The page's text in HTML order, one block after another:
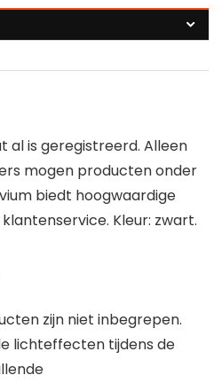
al is geregistreerd. Alleen
mogen producten onder
biedt hoogwaardige
Kleur: zwart.
zijn niet inbegrepen.
lichteffecten tijdens de